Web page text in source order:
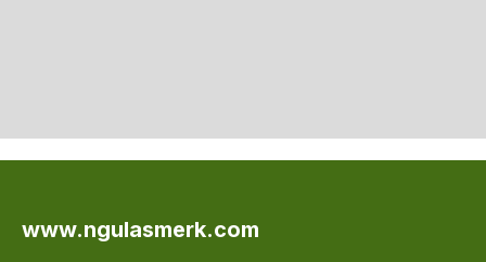
www.ngulasmerk.com